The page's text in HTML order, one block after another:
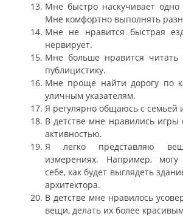
Мне быстро наскучивает
Мне комфортно выполнять
Мне не нравится быстрая
нервирует.
Мне больше нравится
публицистику.
Мне проще найти дорогу по
уличным указателям.
Я регулярно общаюсь с семьей
В детстве мне нравились игры
активностью.
Я легко представляю
измерениях. Например, могу
себе, как будет выглядеть
архитектора.
В детстве мне нравилось
вещи, делать их более